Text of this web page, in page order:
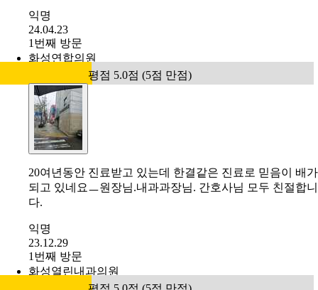
익명
24.04.23
1번째 방문
화성연합의원
평점 5.0점 (5점 만점)
20여년동안 진료받고 있는데 한결같은 진료로 믿음이 배가
되고 있네요ㅡ원장님.내과과장님. 간호사님 모두 친절합니
다.
익명
23.12.29
1번째 방문
화성열린내과의원